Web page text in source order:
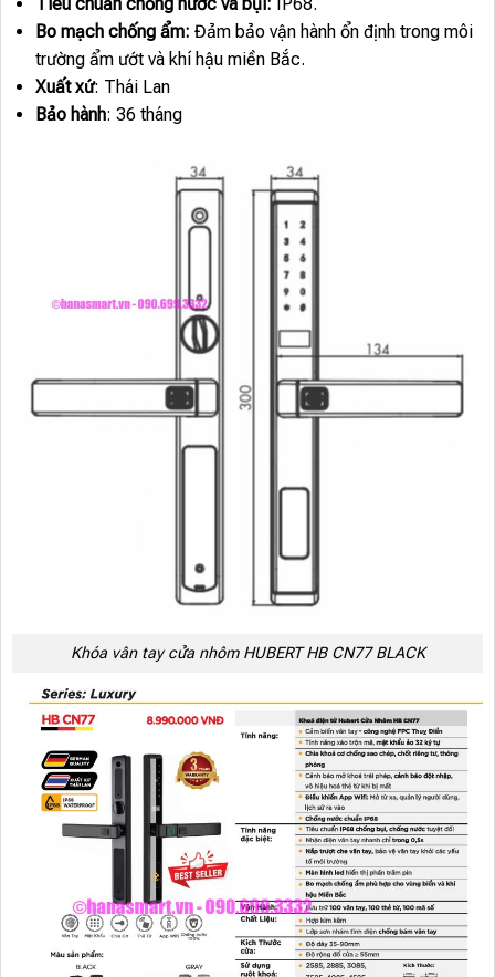
Tiêu chuẩn chống nước và bụi: IP68.
Bo mạch chống ẩm: Đảm bảo vận hành ổn định trong môi
trường ẩm ướt và khí hậu miền Bắc.
Xuất xứ: Thái Lan
Bảo hành: 36 tháng
Khóa vân tay cửa nhôm HUBERT HB CN77 BLACK